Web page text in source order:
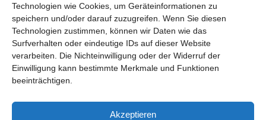
Technologien wie Cookies, um Geräteinformationen zu
speichern und/oder darauf zuzugreifen. Wenn Sie diesen
Technologien zustimmen, können wir Daten wie das
Surfverhalten oder eindeutige IDs auf dieser Website
verarbeiten. Die Nichteinwilligung oder der Widerruf der
Einwilligung kann bestimmte Merkmale und Funktionen
beeinträchtigen.
Akzeptieren